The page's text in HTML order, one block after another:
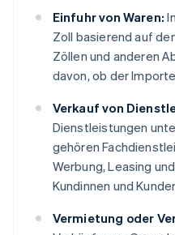
Einfuhr von Waren:
Zoll basierend auf
Zöllen und anderen
davon, ob der
Verkauf von
Dienstleistungen
gehören
Werbung, Leasing
Kundinnen und
Vermietung oder